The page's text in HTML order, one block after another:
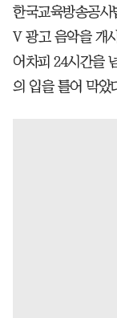
한국교육방송공
V 광고 음악을 개
어차피 24시간을
의 입을 틀어 막았